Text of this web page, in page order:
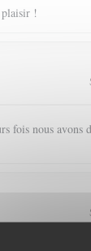
plaisir !
fois nous avons